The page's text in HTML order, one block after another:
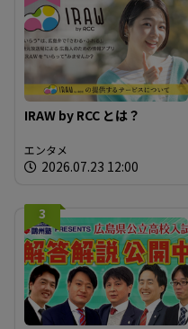
IRAW by RCC とは？
エンタメ
2026.07.23 12:00
3